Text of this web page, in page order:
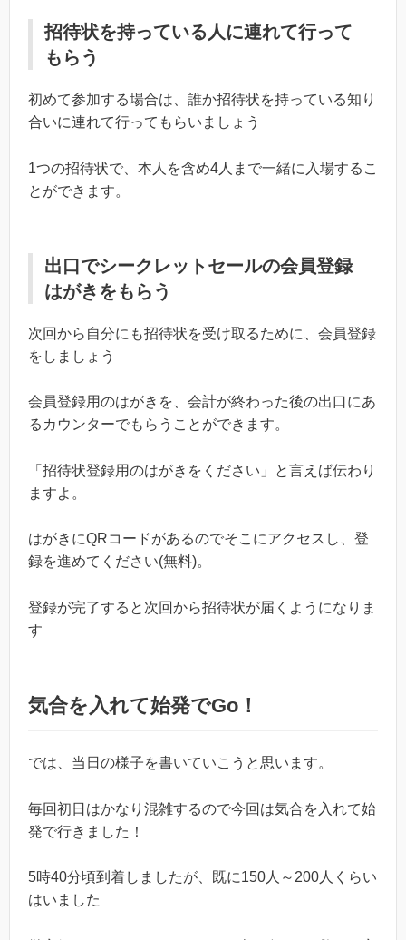
招待状を持っている人に連れて行って
もらう
初めて参加する場合は、誰か招待状を持っている知り
合いに連れて行ってもらいましょう
1つの招待状で、本人を含め4人まで一緒に入場するこ
とができます。
出口でシークレットセールの会員登録
はがきをもらう
次回から自分にも招待状を受け取るために、会員登録
をしましょう
会員登録用のはがきを、会計が終わった後の出口にあ
るカウンターでもらうことができます。
「招待状登録用のはがきをください」と言えば伝わり
ますよ。
はがきにQRコードがあるのでそこにアクセスし、登
録を進めてください(無料)。
登録が完了すると次回から招待状が届くようになりま
す
気合を入れて始発でGo！
では、当日の様子を書いていこうと思います。
毎回初日はかなり混雑するので今回は気合を入れて始
発で行きました！
5時40分頃到着しましたが、既に150人～200人くらい
はいました